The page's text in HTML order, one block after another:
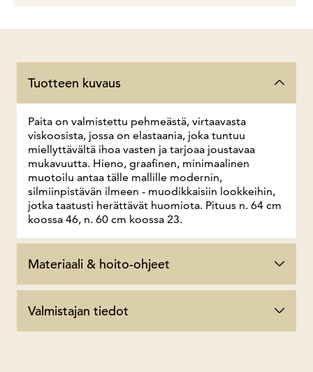
Tuotteen kuvaus
Paita on valmistettu pehmeästä, virtaavasta
viskoosista, jossa on elastaania, joka tuntuu
miellyttävältä ihoa vasten ja tarjoaa joustavaa
mukavuutta. Hieno, graafinen, minimaalinen
muotoilu antaa tälle mallille modernin,
silmiinpistävän ilmeen - muodikkaisiin lookkeihin,
jotka taatusti herättävät huomiota. Pituus n. 64 cm
koossa 46, n. 60 cm koossa 23.
Materiaali & hoito-ohjeet
Valmistajan tiedot